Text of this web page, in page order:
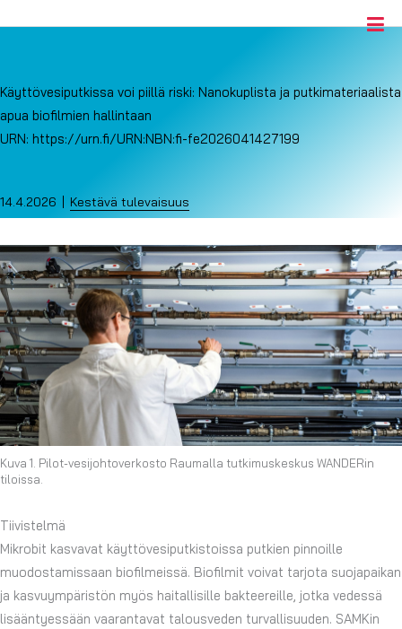
Käyttövesiputkissa voi piillä riski: Nanokuplista ja putkimateriaalista
apua biofilmien hallintaan
URN: https://urn.fi/URN:NBN:fi-fe2026041427199
14.4.2026 Kestävä tulevaisuus
Kuva 1. Pilot-vesijohtoverkosto Raumalla tutkimuskeskus WANDERin
tiloissa.
Tiivistelmä
Mikrobit kasvavat käyttövesiputkistoissa putkien pinnoille
muodostamissaan biofilmeissä. Biofilmit voivat tarjota suojapaikan
ja kasvuympäristön myös haitallisille bakteereille, jotka vedessä
lisääntyessään vaarantavat talousveden turvallisuuden. SAMKin